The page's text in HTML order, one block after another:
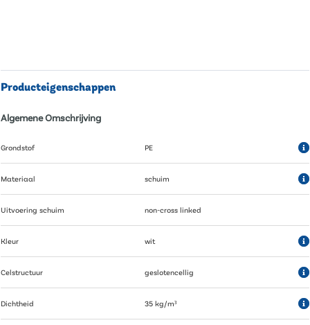
Producteigenschappen
Algemene Omschrijving
Grondstof PE
Materiaal schuim
Uitvoering schuim non-cross linked
Kleur wit
Celstructuur geslotencellig
Dichtheid 35 kg/m³